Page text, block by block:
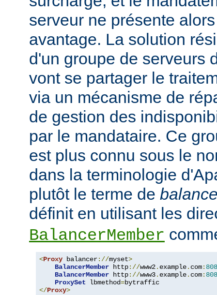
serveur ne présente
avantage. La solution
d'un groupe de serveurs
vont se partager le
via un mécanisme de
de gestion des
par le mandataire. Ce
est plus connu sous le
dans la terminologie
plutôt le terme de
définit en utilisant les
BalancerMember
<Proxy balancer://myset>
BalancerMember http://www2. example. com:
BalancerMember http://www3. example. com:
ProxySet lbmethod=
</Proxy>